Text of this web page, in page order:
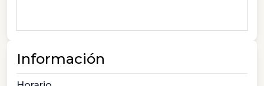
Información